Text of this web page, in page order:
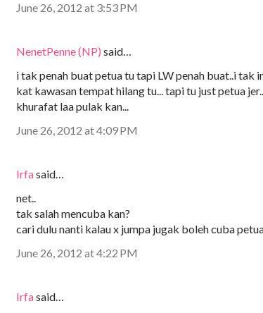
June 26, 2012 at 3:53 PM
NenetPenne (NP) said…
i tak penah buat petua tu tapi LW penah buat..i tak
kat kawasan tempat hilang tu... tapi tu just petua
khurafat laa pulak kan...
June 26, 2012 at 4:09 PM
Irfasaid…
net..
tak salah mencuba kan?
cari dulu nanti kalau x jumpa jugak boleh cuba
June 26, 2012 at 4:22 PM
Irfasaid…